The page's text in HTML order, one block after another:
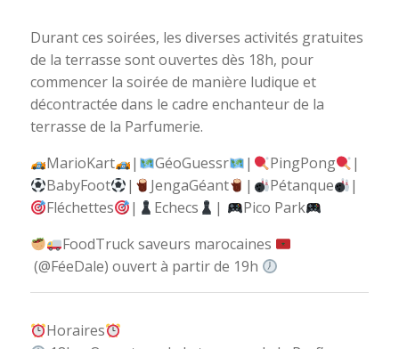
Durant ces soirées, les diverses activités gratuites
de la terrasse sont ouvertes dès 18h, pour
commencer la soirée de manière ludique et
décontractée dans le cadre enchanteur de la
terrasse de la Parfumerie.
MarioKart
| GéoGuessr | PingPong
|
BabyFoot
| JengaGéant | Pétanque
|
Fléchettes
| Echecs |
Pico Park
FoodTruck saveurs marocaines
(@FéeDale) ouvert à partir de 19h
Horaires